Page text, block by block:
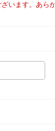
います。あら